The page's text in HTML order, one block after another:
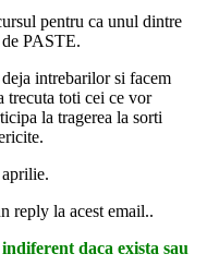
pentru ca unul dintre
PASTE.
intrebarilor si facem
trecuta toti cei ce vor
la tragerea la sorti
reply la acest email..
daca exista sau